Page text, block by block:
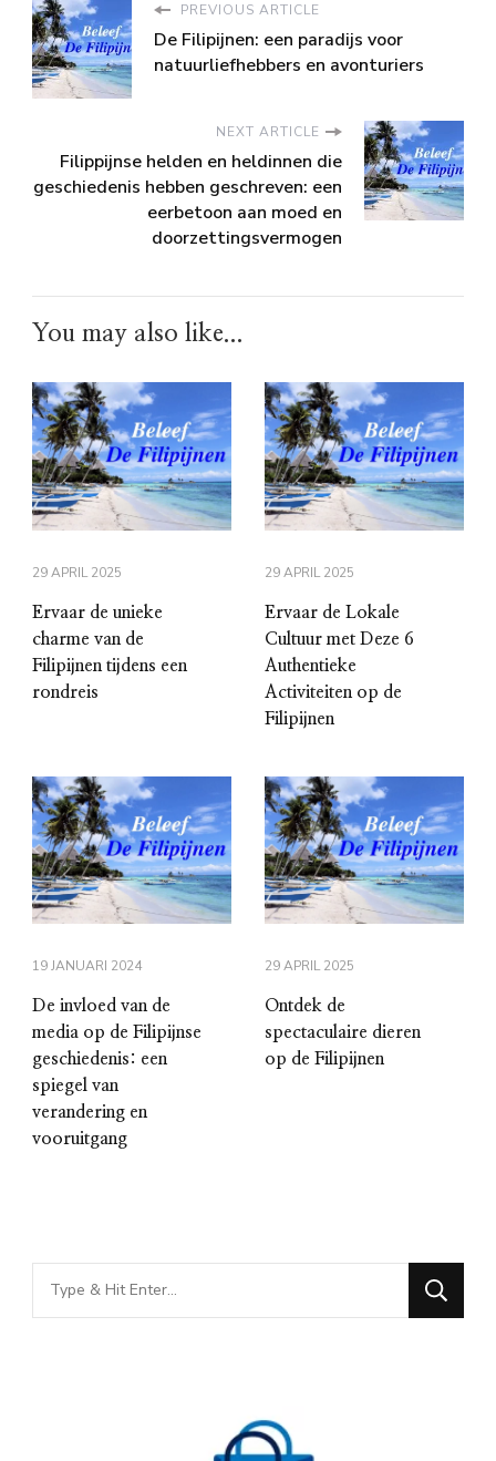
PREVIOUS ARTICLE
De Filipijnen: een paradijs voor
natuurliefhebbers en avonturiers
NEXT ARTICLE
Filippijnse helden en heldinnen die
geschiedenis hebben geschreven: een
eerbetoon aan moed en
doorzettingsvermogen
You may also like...
29 APRIL 2025
Ervaar de unieke
charme van de
Filipijnen tijdens een
rondreis
29 APRIL 2025
Ervaar de Lokale
Cultuur met Deze 6
Authentieke
Activiteiten op de
Filipijnen
19 JANUARI 2024
De invloed van de
media op de Filipijnse
geschiedenis: een
spiegel van
verandering en
vooruitgang
29 APRIL 2025
Ontdek de
spectaculaire dieren
op de Filipijnen
Looking
for